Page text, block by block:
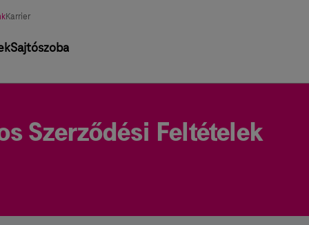
Karrier
Sajtószoba
Szerződési Feltételek